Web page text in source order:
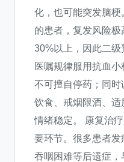
化，也可能突发脑
的患者，复发风险
30%以上，因此二
医嘱规律服用抗血小
不可擅自停药；同
饮食、戒烟限酒、
情绪稳定。 康复治
要环节。很多患者发
吞咽困难等后遗症，